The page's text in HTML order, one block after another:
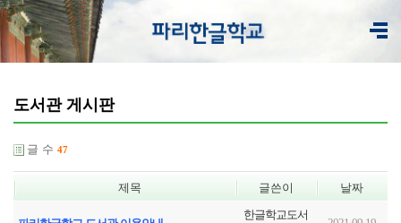
도서관 게시판
글 수 47
제목 글쓴이 날짜
한글학교도서